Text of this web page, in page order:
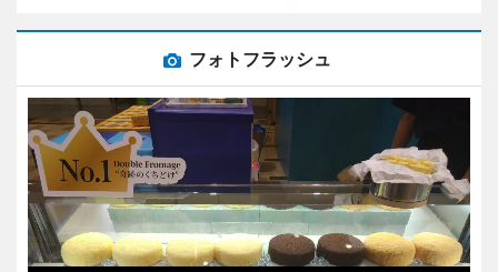
フォトフラッシュ